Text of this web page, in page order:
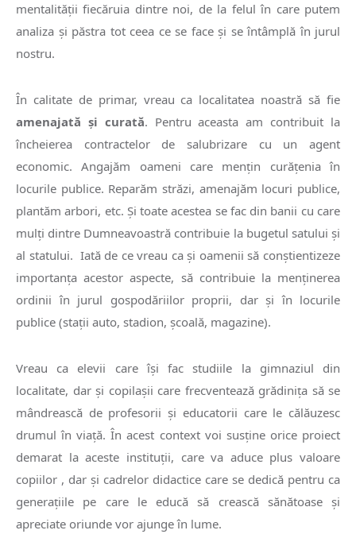
mentalităţii fiecăruia dintre noi, de la felul în care putem
analiza şi păstra tot ceea ce se face şi se întâmplă în jurul
nostru.
În calitate de primar, vreau ca localitatea noastră să fie
amenajată şi curată. Pentru aceasta am contribuit la
încheierea contractelor de salubrizare cu un agent
economic. Angajăm oameni care menţin curăţenia în
locurile publice. Reparăm străzi, amenajăm locuri publice,
plantăm arbori, etc. Şi toate acestea se fac din banii cu care
mulţi dintre Dumneavoastră contribuie la bugetul satului şi
al statului. Iată de ce vreau ca şi oamenii să conştientizeze
importanţa acestor aspecte, să contribuie la menţinerea
ordinii în jurul gospodăriilor proprii, dar şi în locurile
publice (staţii auto, stadion, şcoală, magazine).
Vreau ca elevii care îşi fac studiile la gimnaziul din
localitate, dar şi copilaşii care frecventează grădiniţa să se
mândrească de profesorii şi educatorii care le călăuzesc
drumul în viaţă. În acest context voi susţine orice proiect
demarat la aceste instituţii, care va aduce plus valoare
copiilor , dar şi cadrelor didactice care se dedică pentru ca
generaţiile pe care le educă să crească sănătoase şi
apreciate oriunde vor ajunge în lume.